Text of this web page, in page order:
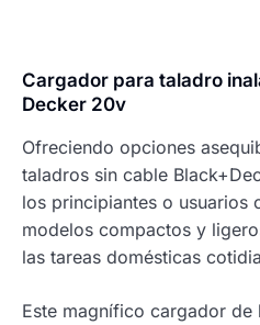
Cargador para taladro
Decker 20v
Ofreciendo opciones
taladros sin cable
los principiantes o usuarios
modelos compactos y
las tareas domésticas
Este magnífico cargador de